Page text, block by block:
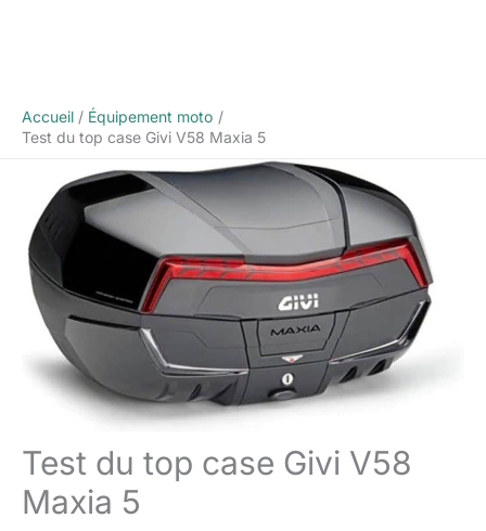
Accueil
Équipement moto
Test du top case Givi V58 Maxia 5
Test du top case Givi V58
Maxia 5